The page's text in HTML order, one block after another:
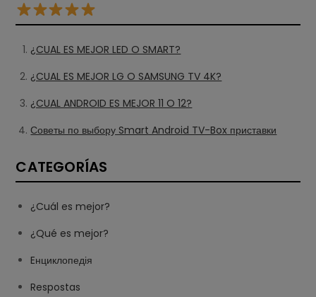
¿CUAL ES MEJOR LED O SMART?
¿CUAL ES MEJOR LG O SAMSUNG TV 4K?
¿CUAL ANDROID ES MEJOR 11 O 12?
Советы по выбору Smart Android TV-Box приставки
CATEGORÍAS
¿Cuál es mejor?
¿Qué es mejor?
Eнциклопедія
Respostas